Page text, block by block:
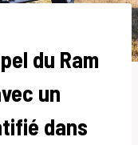
du Ram
un
dans